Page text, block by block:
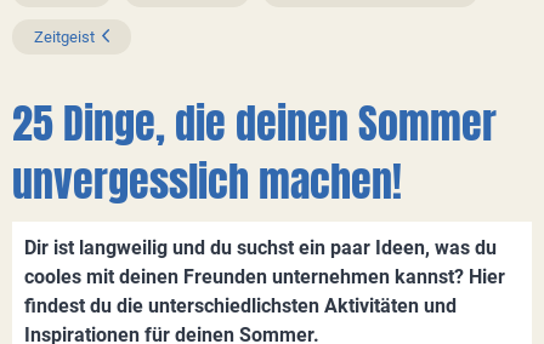
Zeitgeist
25 Dinge, die deinen Sommer
unvergesslich machen!
Dir ist langweilig und du suchst ein paar Ideen, was du
cooles mit deinen Freunden unternehmen kannst? Hier
findest du die unterschiedlichsten Aktivitäten und
Inspirationen für deinen Sommer.